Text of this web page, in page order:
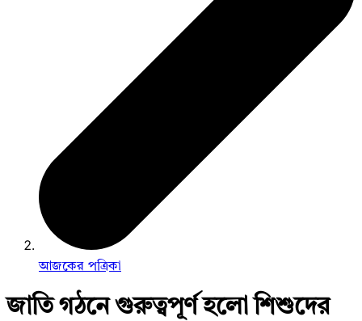
আজকের পত্রিকা
জাতি গঠনে গুরুত্বপূর্ণ হলো শিশুদের